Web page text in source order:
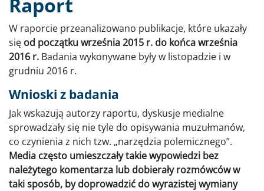
W raporcie przeanalizowano publikacje, które ukazały
się od początku września 2015 r. do końca września
2016 r. Badania wykonywane były w listopadzie i w
grudniu 2016 r.
Wnioski z badania
Jak wskazują autorzy raportu, dyskusje medialne
sprowadzały się nie tyle do opisywania muzułmanów,
co czynienia z nich tzw. „narzędzia polemicznego”.
Media często umieszczały takie wypowiedzi bez
należytego komentarza lub dobierały rozmówców w
taki sposób, by doprowadzić do wyrazistej wymiany